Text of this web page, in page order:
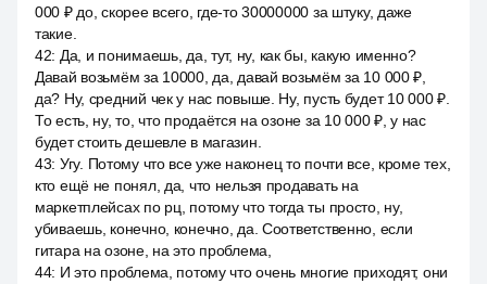
000 ₽ до, скорее всего, где-то 30000000 за штуку, даже
такие.
42: Да, и понимаешь, да, тут, ну, как бы, какую именно?
Давай возьмём за 10000, да, давай возьмём за 10 000 ₽,
да? Ну, средний чек у нас повыше. Ну, пусть будет 10 000 ₽.
То есть, ну, то, что продаётся на озоне за 10 000 ₽, у нас
будет стоить дешевле в магазин.
43: Угу. Потому что все уже наконец то почти все, кроме тех,
кто ещё не понял, да, что нельзя продавать на
маркетплейсах по рц, потому что тогда ты просто, ну,
убиваешь, конечно, конечно, да. Соответственно, если
гитара на озоне, на это проблема,
44: И это проблема, потому что очень многие приходят, они